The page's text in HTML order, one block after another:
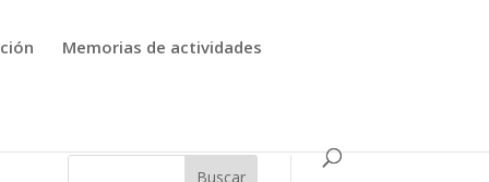
Memorias de actividades